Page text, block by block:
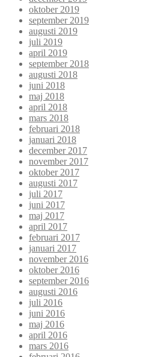
oktober 2019
september 2019
augusti 2019
juli 2019
april 2019
september 2018
augusti 2018
juni 2018
maj 2018
april 2018
mars 2018
februari 2018
januari 2018
december 2017
november 2017
oktober 2017
augusti 2017
juli 2017
juni 2017
maj 2017
april 2017
februari 2017
januari 2017
november 2016
oktober 2016
september 2016
augusti 2016
juli 2016
juni 2016
maj 2016
april 2016
mars 2016